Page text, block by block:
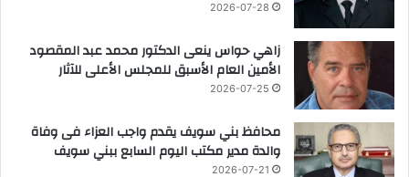
2026-07-28
زاهي حواس ينعى الدكتور محمد عبد المقصود
الأمين العام الأسبق للمجلس الأعلى للآثار
2026-07-25
محافظ بني سويف يقدم واجب العزاء فى وفاة
والدة مدير مكتب اليوم السابع ببني سويف
2026-07-21